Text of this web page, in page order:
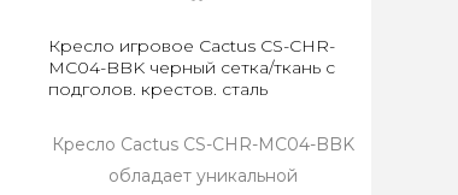
Кресло игровое Cactus CS-CHR-
MC04-BBK черный сетка/ткань с
подголов. крестов. сталь
Кресло Cactus CS-CHR-MC04-BBK
обладает уникальной